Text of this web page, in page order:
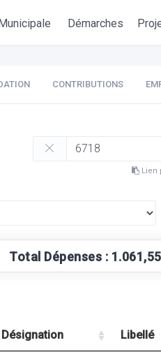
Démarches
CONTRIBUTIONS
Lien
Total Dépenses :
Désignation Libellé